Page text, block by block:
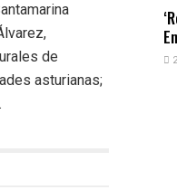
de
asturianas;